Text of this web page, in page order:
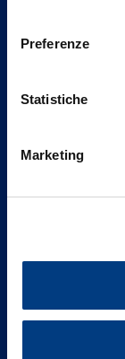
Preferenze
Statistiche
Marketing